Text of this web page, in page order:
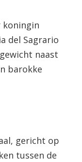
koningin
del Sagrario
naast
barokke
gericht op
tussen de